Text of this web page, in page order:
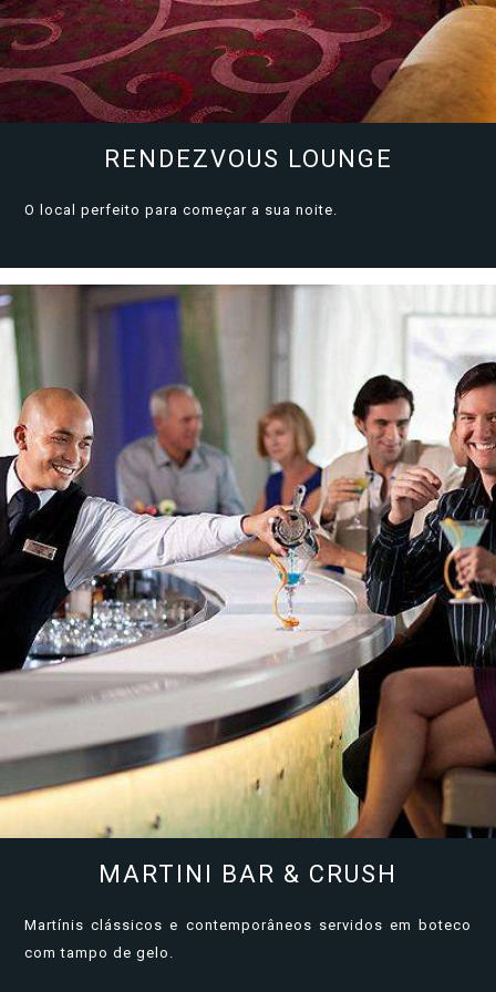
Wanderer℠
Flora®
RENDEZVOUS LOUNGE
O local perfeito para começar a sua noite.
MARTINI BAR & CRUSH
Martínis clássicos e contemporâneos servidos em boteco
com tampo de gelo.